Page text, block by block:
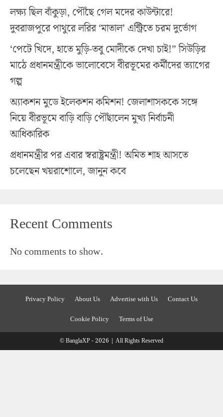
লক্ষ্য ছিল বাঁকুড়া, পৌঁছে গেল মদের কাউন্টারে!
দুবরাজপুরে পাথুরে লরির ‘মাতাল’ এন্ট্রিতে চরম দুর্ভোগ
‘পেটে খিদে, হাতে মুড়ি-তবু মোদীকে দেখা চাই!” সিউড়ির
মাঠে প্রধানমন্ত্রীকে ভালোবেসে বীরভূমের কর্মীদের ত্যাগের
গল্প
অ্যাকশন মুডে ইলেকশন কমিশন! জেলাশাসককে সঙ্গে
নিয়ে বীরভূমে বাড়ি বাড়ি পৌঁছালেন মুখ্য নির্বাচনী
আধিকারিক
প্রধানমন্ত্রীর পর এবার স্বরাষ্ট্রমন্ত্রী! অমিত শাহ আসতে
চলেছেন খয়রাশোলে, জানুন কবে
Recent Comments
No comments to show.
Privacy Policy About Us Advertise with Us
Contact Us
Cookie Policy
Terms of Use
© BanglaXP - 2026 | All Rights Reserved